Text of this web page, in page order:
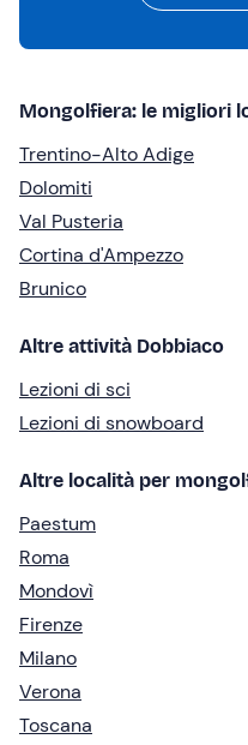
Mongolfiera: le migliori
Trentino-Alto Adige
Dolomiti
Val Pusteria
Cortina d'Ampezzo
Brunico
Altre attività Dobbiaco
Lezioni di sci
Lezioni di snowboard
Altre località per
Paestum
Roma
Mondovì
Firenze
Milano
Verona
Toscana